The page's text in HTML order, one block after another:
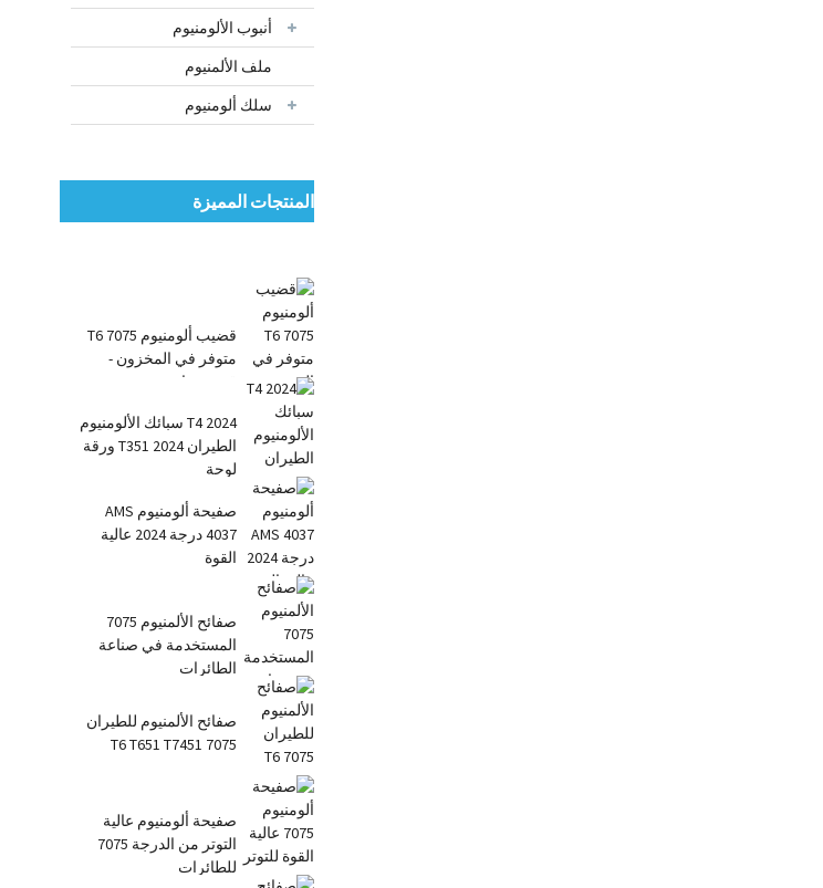
أنبوب الألومنيوم
ملف الألمنيوم
سلك ألومنيوم
المنتجات المميزة
قضيب ألومنيوم 7075 T6
متوفر في المخزون -
قضيب دائري مربع ...
2024 T4 سبائك الألومنيوم
الطيران 2024 T351 ورقة
لوحة
صفيحة ألومنيوم AMS
4037 درجة 2024 عالية
القوة
صفائح الألمنيوم 7075
المستخدمة في صناعة
الطائرات
صفائح الألمنيوم للطيران
7075 T6 T651 T7451
صفيحة ألومنيوم عالية
التوتر من الدرجة 7075
للطائرات